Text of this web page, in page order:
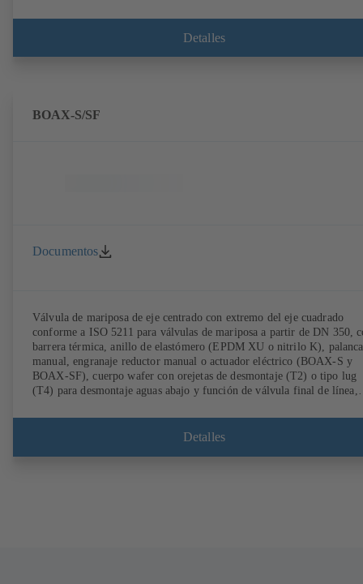
Detalles
BOAX-S/SF
Documentos
Válvula de mariposa de eje centrado con extremo del eje cuadrado
conforme a ISO 5211 para válvulas de mariposa a partir de DN 350,
barrera térmica, anillo de elastómero (EPDM XU o nitrilo K), palanca
manual, engranaje reductor manual o actuador eléctrico (BOAX-S y
BOAX-SF), cuerpo wafer con orejetas de desmontaje (T2) o tipo lug
(T4) para desmontaje aguas abajo y función de válvula final de línea,
Detalles